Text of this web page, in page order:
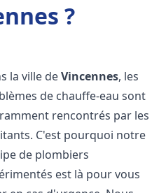
?
la ville deVincennes, les
de chauffe-eau sont
rencontrés par les
C'est pourquoi notre
de plombiers
est là pour vous